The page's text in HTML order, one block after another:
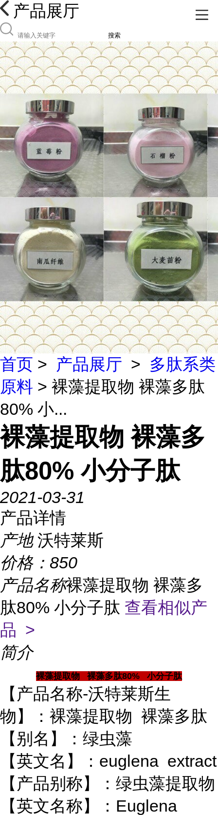
产品展厅
搜索
首页 > 产品展厅 > 多肽系类
原料 > 裸藻提取物 裸藻多肽
80% 小...
裸藻提取物 裸藻多
肽80% 小分子肽
2021-03-31
产品详情
产地 沃特莱斯
价格： 850
产品名称裸藻提取物 裸藻多
肽80% 小分子肽 查看相似产
品 >
简介
裸藻提取物 裸藻多肽80% 小分子肽
【产品名称-沃特莱斯生
物】：裸藻提取物 裸藻多肽
【别名】：绿虫藻
【英文名】：euglena extract
【产品别称】：绿虫藻提取物
【英文名称】：Euglena